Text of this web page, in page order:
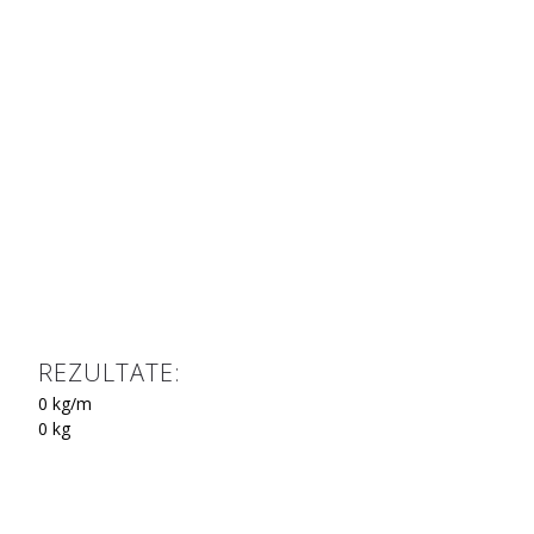
REZULTATE:
0 kg/m
0 kg